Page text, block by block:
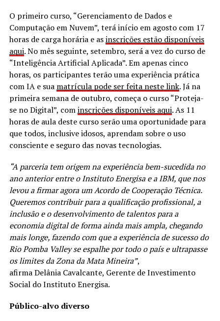
O primeiro curso, “Gerenciamento de Dados e
Computação em Nuvem”, terá início em agosto com 17
horas de carga horária e asinscrições estão disponíveis
aqui. No mês seguinte, setembro, será a vez do curso de
“Inteligência Artificial Aplicada”. Em apenas cinco
horas, os participantes terão uma experiência prática
com IA e sua matrícula pode ser feita neste link. Já na
primeira semana de outubro, começa o curso “Proteja-
se no Digital”, cominscrições disponíveis aqui. As 11
horas de aula deste curso serão uma oportunidade para
que todos, inclusive idosos, aprendam sobre o uso
consciente e seguro das novas tecnologias.
“A parceria tem origem na experiência bem-sucedida no
ano anterior entre o Instituto Energisa e a IBM, que nos
levou a firmar agora um Acordo de Cooperação Técnica.
Queremos contribuir para a qualificação profissional, a
inclusão e o desenvolvimento de talentos para a
economia digital de forma ainda mais ampla, chegando
mais longe, fazendo com que a experiência de sucesso do
Rio Pomba Valley se espalhe por todo o país e ultrapasse
os limites da Zona da Mata Mineira”,
afirma Delânia Cavalcante, Gerente de Investimento
Social do Instituto Energisa.
Público-alvo diverso